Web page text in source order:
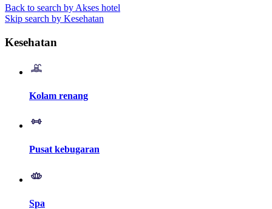
Back to search by Akses hotel
Skip search by Kesehatan
Kesehatan
Kolam renang
Pusat kebugaran
Spa